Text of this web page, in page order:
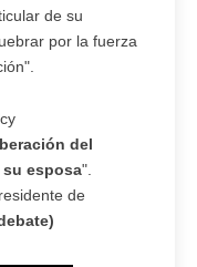
de su
por la fuerza
del
esposa".
de